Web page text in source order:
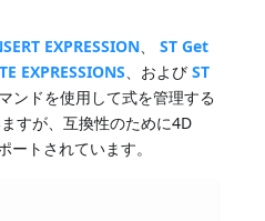
EXPRESSION 、ST Get
EXPRESSIONS 、およびST
ンドを使用して式を管理する
すが、互換性のために4D
トされています。